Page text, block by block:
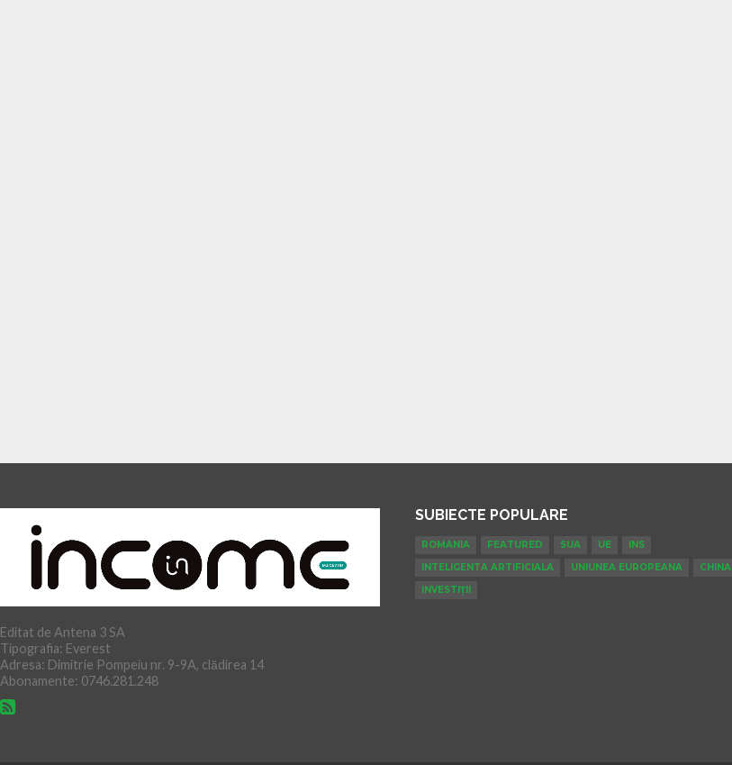
Editat de Antena 3 SA
Tipografia: Everest
Adresa: Dimitrie Pompeiu nr. 9-9A, clădirea 14
Abonamente: 0746.281.248
SUBIECTE POPULARE
ROMANIA FEATURED SUA UE
INS
INTELIGENTA ARTIFICIALA
UNIUNEA EUROPEANA CHINA
INVESTIȚII